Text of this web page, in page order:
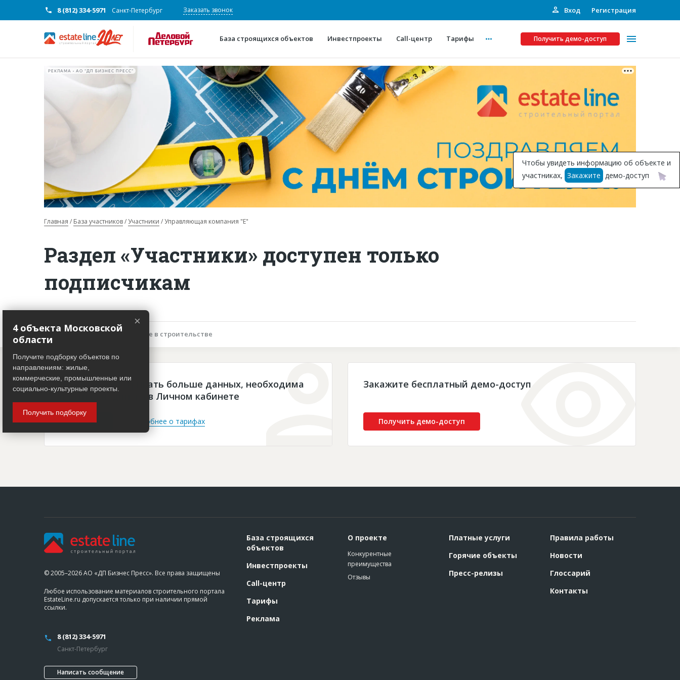
8 (812) 334-5971 Санкт-Петербург Заказать звонок Вход Регистрация
База строящихся объектов Инвестпроекты Call-центр Тарифы Получить демо-доступ
О проекте
Конкурентные преимущества
Горячие объекты
Глоссарий
Платные услуги
Рекламодателям
Инвестпроекты
Подписка на Базу
РЕКЛАМА • АО "ДП БИЗНЕС ПРЕСС"
Главная База участников Участники Управляющая компания "Е"
Раздел «Участники» доступен только
подписчикам
Описание объекта Участие в строительстве
Чтобы просматривать больше данных, необходима
платная подписка в Личном кабинете
Войти Подробнее о тарифах
Закажите бесплатный демо-доступ
Получить демо-доступ
Чтобы увидеть информацию об объекте и
участниках, Закажите демо-доступ
© 2005–2026 АО «ДП Бизнес Пресс». Все права защищены
Любое использование материалов строительного портала
EstateLine.ru допускается только при наличии прямой
ссылки.
8 (812) 334-5971
Санкт-Петербург
Написать сообщение
База строящихся
объектов
Инвестпроекты
Call-центр
Тарифы
Реклама
О проекте
Конкурентные
преимущества
Отзывы
Платные услуги
Горячие объекты
Пресс-релизы
Правила работы
Новости
Глоссарий
Контакты
×
4 объекта Московской
области
Получите подборку объектов по
направлениям: жилые,
коммерческие, промышленные или
социально-культурные проекты.
Получить подборку